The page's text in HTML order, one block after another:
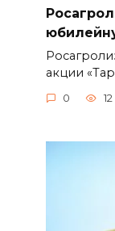
акции
0 12